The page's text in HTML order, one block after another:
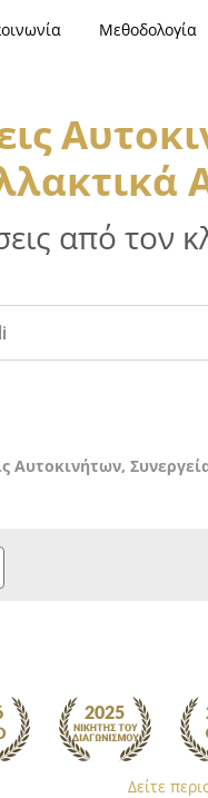
Μεθοδολογία
από
Αυτοκινήτων,
Δείτε